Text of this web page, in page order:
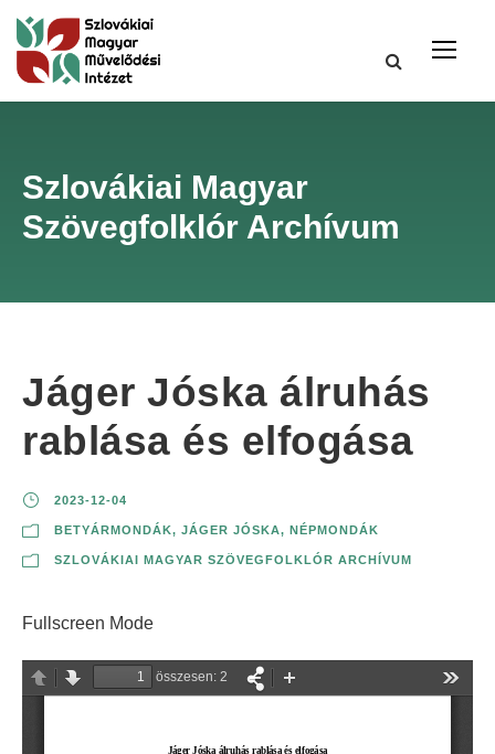
Szlovákiai Magyar
Szövegfolklór Archívum
Jáger Jóska álruhás
rablása és elfogása
2023-12-04
BETYÁRMONDÁK, JÁGER JÓSKA, NÉPMONDÁK
SZLOVÁKIAI MAGYAR SZÖVEGFOLKLÓR ARCHÍVUM
Fullscreen Mode